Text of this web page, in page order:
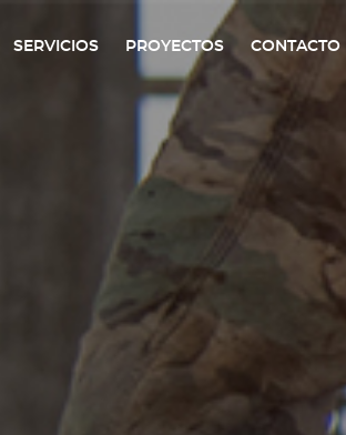
SERVICIOS PROYECTOS CONTACTO